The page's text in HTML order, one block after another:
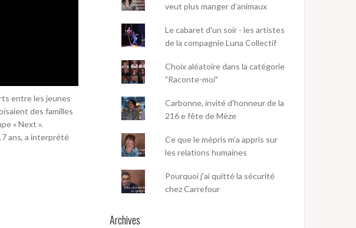
entre les jeunes
des familles
« Next ».
ans, a interprété
veut plus manger d’animaux
Le cabaret d'un soir - les artistes
de la compagnie Luna Collectif
Choix aléatoire dans la catégorie
"Raconte-moi"
Carbonne, invité d'honneur de la
216 e fête de Mèze
Ce que le mépris m’a appris sur
les relations humaines
Pourquoi j'ai quitté la sécurité
chez Carrefour
Archives